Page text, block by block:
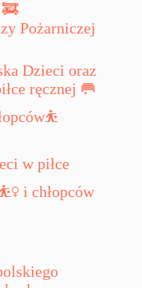
🚒
Pożarniczej
Dzieci oraz
ręcznej 🥅
w piłce
i chłopców